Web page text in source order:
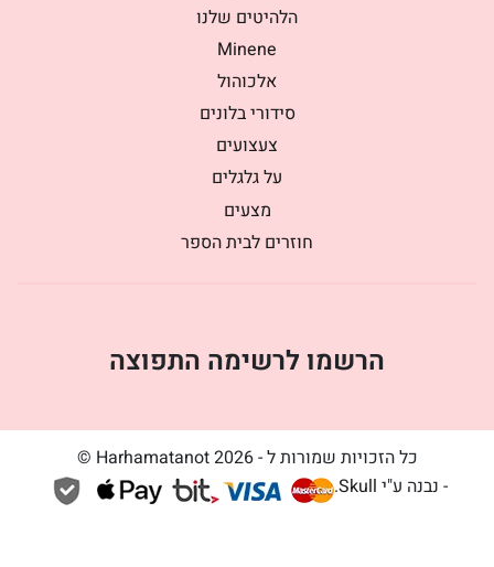
הלהיטים שלנו
Minene
אלכוהול
סידורי בלונים
צעצועים
על גלגלים
מצעים
חוזרים לבית הספר
הרשמו לרשימה התפוצה
כל הזכויות שמורות ל - Harhamatanot 2026 ©
- נבנה ע"י Skull
.